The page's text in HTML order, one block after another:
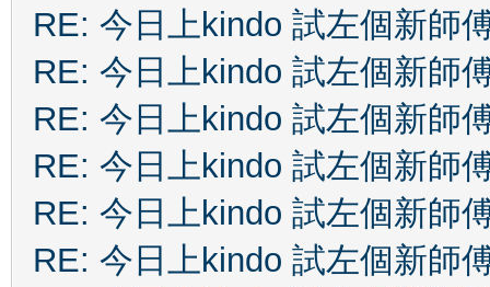
RE: 今日上kindo 試左個新師
RE: 今日上kindo 試左個新師
RE: 今日上kindo 試左個新師
RE: 今日上kindo 試左個新師
RE: 今日上kindo 試左個新師
RE: 今日上kindo 試左個新師